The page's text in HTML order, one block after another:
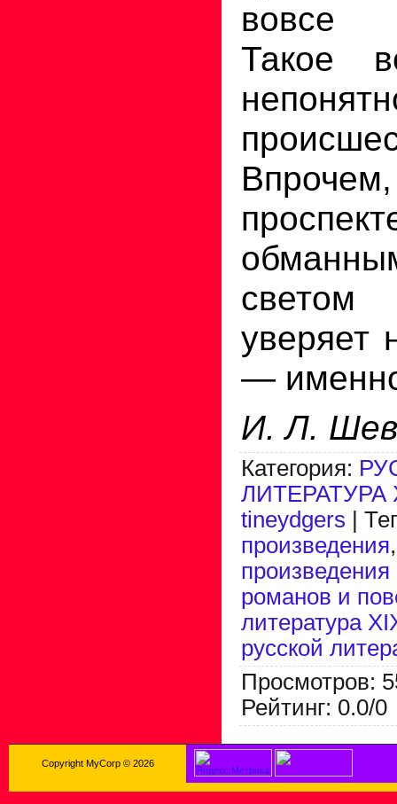
вовсе
Такое
уверяет
—
И. Л.
Категория:
ЛИТЕРАТУРА
tineydgers |
произведения
произведения
романов и
литература
русской
Просмотров:
Рейтинг: 0.0/0
Copyright MyCorp © 2026